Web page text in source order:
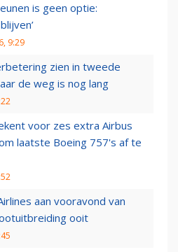
is geen optie:
9:29
zien in tweede
de weg is nog lang
voor zes extra Airbus
laatste Boeing 757's af te
aan vooravond van
ooit